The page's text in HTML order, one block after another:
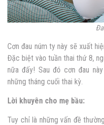
Cơn đau núm ty này sẽ xuất
Đặc biệt vào tuần thai thứ 8,
nữa đấy! Sau đó cơn đau
những tháng cuối thai kỳ.
Lời khuyên cho mẹ bầu:
Tuy chỉ là những vấn đề